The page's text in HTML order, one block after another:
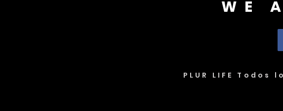
WE
PLUR LIFE